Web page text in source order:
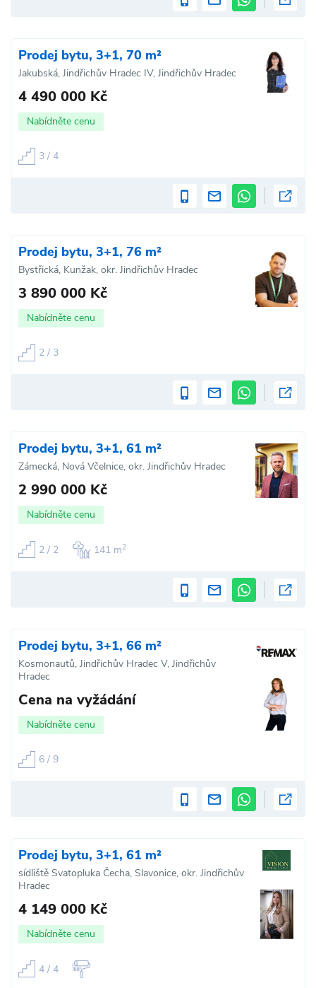
Prodej bytu, 3+1, 70 m²
Jakubská, Jindřichův Hradec IV, Jindřichův Hradec
4 490 000 Kč
Nabídněte cenu
3 / 4
Prodej bytu, 3+1, 76 m²
Bystřická, Kunžak, okr. Jindřichův Hradec
3 890 000 Kč
Nabídněte cenu
2 / 3
Prodej bytu, 3+1, 61 m²
Zámecká, Nová Včelnice, okr. Jindřichův Hradec
2 990 000 Kč
Nabídněte cenu
2 / 2 141 m2
Prodej bytu, 3+1, 66 m²
Kosmonautů, Jindřichův Hradec V, Jindřichův
Hradec
Cena na vyžádání
Nabídněte cenu
6 / 9
Prodej bytu, 3+1, 61 m²
sídliště Svatopluka Čecha, Slavonice, okr. Jindřichův
Hradec
4 149 000 Kč
Nabídněte cenu
4 / 4